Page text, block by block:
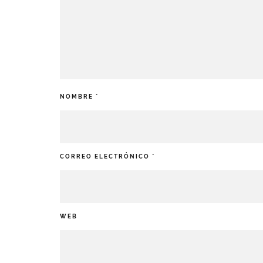
NOMBRE *
CORREO ELECTRÓNICO *
WEB